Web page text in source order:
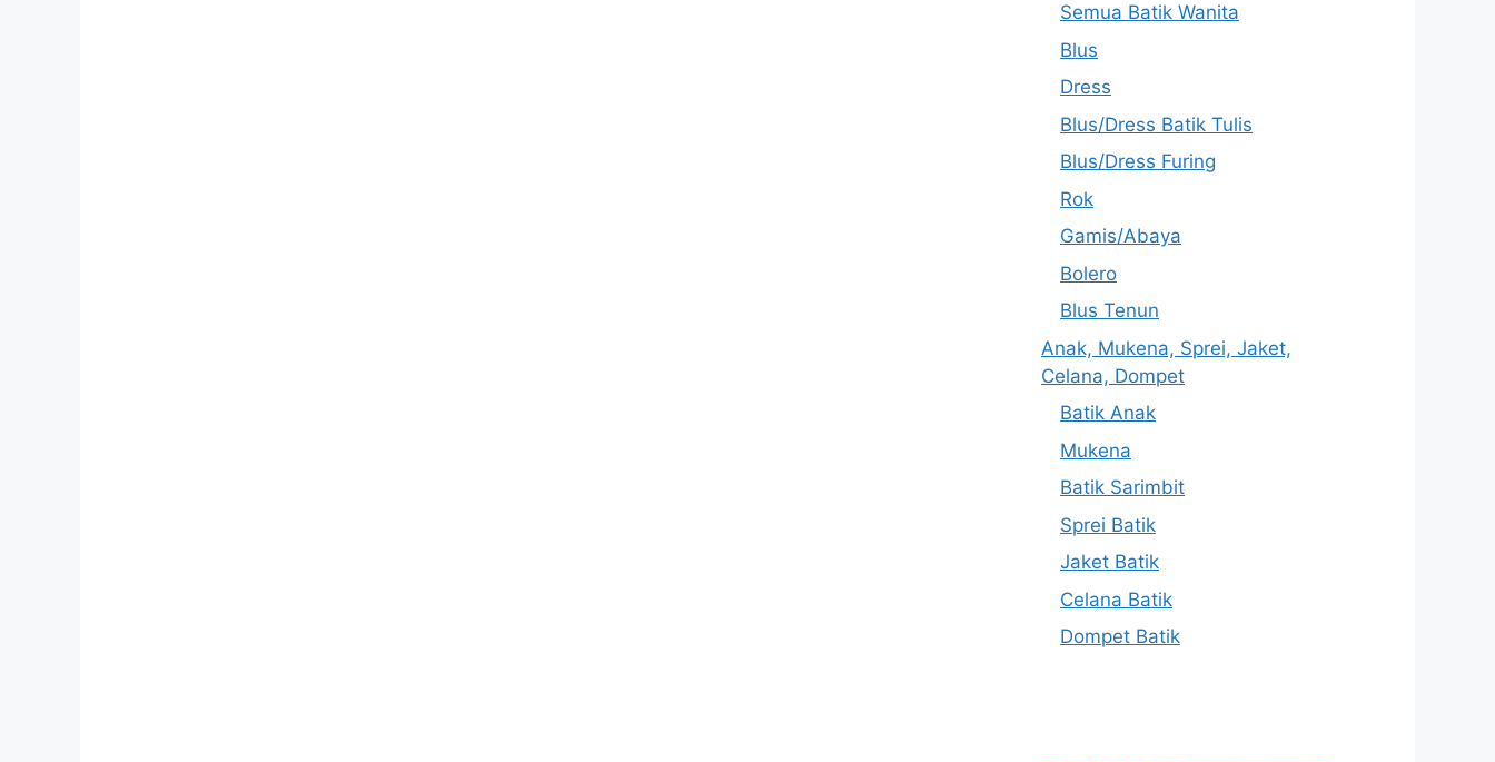
Semua Batik Wanita
Blus
Dress
Blus/Dress Batik Tulis
Blus/Dress Furing
Rok
Gamis/Abaya
Bolero
Blus Tenun
Anak, Mukena, Sprei, Jaket,
Celana, Dompet
Batik Anak
Mukena
Batik Sarimbit
Sprei Batik
Jaket Batik
Celana Batik
Dompet Batik